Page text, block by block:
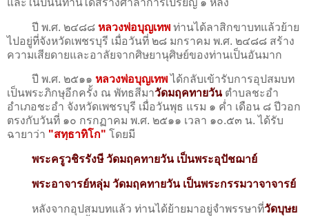
ปี พ.ศ. ๒๔๘๘ หลวงพ่อบุญเทพ ท่านได้ลาสิกขาบทแล้วย้าย
ไปอยู่ที่จังหวัดเพชรบุรี เมื่อวันที่ ๒๘ มกราคม พ.ศ. ๒๔๘๘ สร้าง
ความเสียดายและอาลัยจากศิษยานุศิษย์ของท่านเป็นอันมาก
ปี พ.ศ. ๒๕๑๑ หลวงพ่อบุญเทพได้กลับเข้ารับการอุปสมบท
เป็นพระภิกษุอีกครั้ง ณ พัทธสีมาวัดมฤคทายวัน ตำบลชะอำ
อำเภอชะอำ จังหวัดเพชรบุรี เมื่อวันพุธ แรม ๑ ค่ำ เดือน ๘ ปีวอก
ตรงกับวันที่ ๑๐ กรกฏาคม พ.ศ. ๒๕๑๑ เวลา ๑๐.๕๓ น. ได้รับ
ฉายาว่า "สทฺธาทิโก" โดยมี
พระครูวชิรรังษี วัดมฤคทายวัน เป็นพระอุปัชฌาย์
พระอาจารย์หลุ่ม วัดมฤคทายวัน เป็นพระกรรมวาจาจารย์
หลังจากอุปสมบทแล้ว ท่านได้ย้ายมาอยู่จําพรรษาที่วัดบุษย